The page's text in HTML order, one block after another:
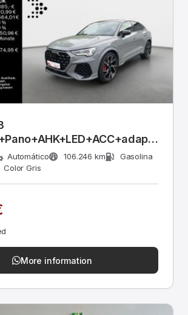
Automático 106.246 km
Gasolina
Color Gris
More information